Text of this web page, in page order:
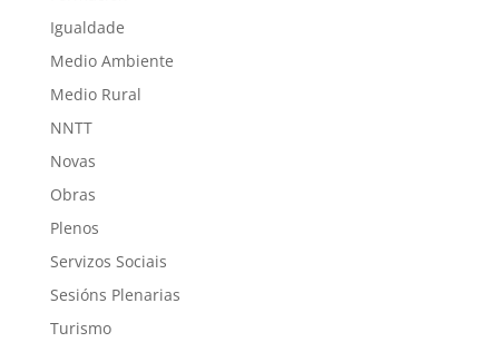
Igualdade
Medio Ambiente
Medio Rural
NNTT
Novas
Obras
Plenos
Servizos Sociais
Sesións Plenarias
Turismo